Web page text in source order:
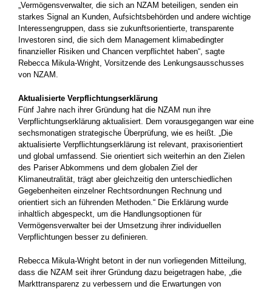
„Vermögensverwalter, die sich an NZAM beteiligen, senden ein
starkes Signal an Kunden, Aufsichtsbehörden und andere wichtige
Interessengruppen, dass sie zukunftsorientierte, transparente
Investoren sind, die sich dem Management klimabedingter
finanzieller Risiken und Chancen verpflichtet haben“, sagte
Rebecca Mikula-Wright, Vorsitzende des Lenkungsausschusses
von NZAM.
Aktualisierte Verpflichtungserklärung
Fünf Jahre nach ihrer Gründung hat die NZAM nun ihre
Verpflichtungserklärung aktualisiert. Dem vorausgegangen war eine
sechsmonatigen strategische Überprüfung, wie es heißt. „Die
aktualisierte Verpflichtungserklärung ist relevant, praxisorientiert
und global umfassend. Sie orientiert sich weiterhin an den Zielen
des Pariser Abkommens und dem globalen Ziel der
Klimaneutralität, trägt aber gleichzeitig den unterschiedlichen
Gegebenheiten einzelner Rechtsordnungen Rechnung und
orientiert sich an führenden Methoden.“ Die Erklärung wurde
inhaltlich abgespeckt, um die Handlungsoptionen für
Vermögensverwalter bei der Umsetzung ihrer individuellen
Verpflichtungen besser zu definieren.
Rebecca Mikula-Wright betont in der nun vorliegenden Mitteilung,
dass die NZAM seit ihrer Gründung dazu beigetragen habe, „die
Markttransparenz zu verbessern und die Erwartungen von